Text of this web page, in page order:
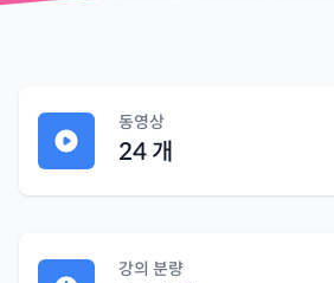
동영상
24 개
강의 분량